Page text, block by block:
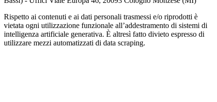
Rispetto ai contenuti e ai dati personali trasmessi e/o riprodotti è
vietata ogni utilizzazione funzionale all’addestramento di sistemi di
intelligenza artificiale generativa. È altresì fatto divieto espresso di
utilizzare mezzi automatizzati di data scraping.